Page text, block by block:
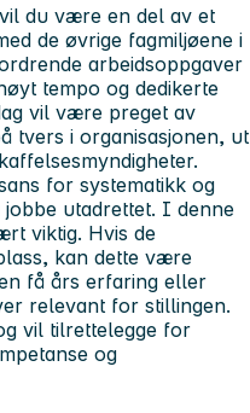
du være en del av et
de øvrige fagmiljøene i
arbeidsoppgaver
tempo og dedikerte
vil være preget av
tvers i organisasjonen, ut
for systematikk og
utadrettet. I denne
viktig. Hvis de
kan dette være
få års erfaring eller
relevant for stillingen.
vil tilrettelegge for
og